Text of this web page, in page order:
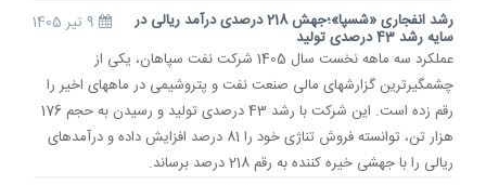
رشد انفجاری «شسپا»؛جهش 218 درصدی درآمد ریالی در
سایه رشد 43 درصدی تولید
عملکرد سه ماهه نخست سال 1405 شرکت نفت سپاهان، یکی از
چشمگیرترین گزارشهای مالی صنعت نفت و پتروشیمی در ماههای اخیر را
رقم زده است. این شرکت با رشد 43 درصدی تولید و رسیدن به حجم 176
هزار تن، توانسته فروش تناژی خود را 81 درصد افزایش داده و درآمدهای
ریالی را با جهشی خیره کننده به رقم 218 درصد برساند.